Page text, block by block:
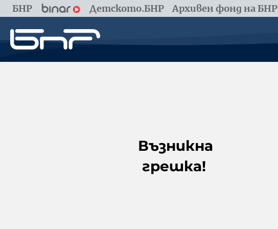
БНР Детското.БНР Архивен фонд на БНР
Възникна
грешка!